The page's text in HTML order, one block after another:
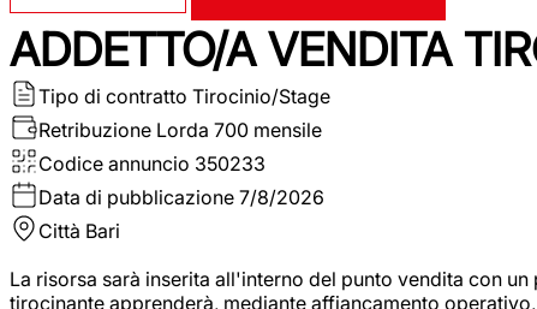
ADDETTO/A VENDITA
Tipo di contratto Tirocinio/Stage
Retribuzione Lorda 700 mensile
Codice annuncio 350233
Data di pubblicazione 7/8/2026
Città Bari
La risorsa sarà inserita all'interno del punto vendita con
tirocinante apprenderà, mediante affiancamento